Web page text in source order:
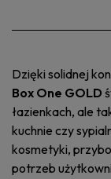
Dzięki solidnej
Box One GOLD
łazienkach, ale
kuchnie czy
kosmetyki,
potrzeb